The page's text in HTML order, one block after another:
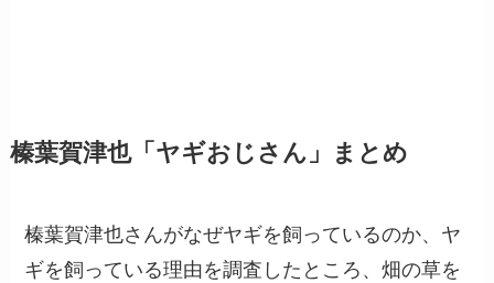
榛葉賀津也「ヤギおじさん」まとめ
榛葉賀津也さんがなぜヤギを飼っているのか、ヤ
ギを飼っている理由を調査したところ、畑の草を